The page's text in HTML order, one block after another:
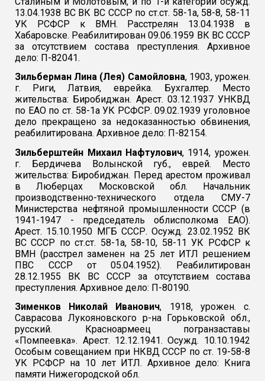
13.04.1938 ВС ВК ВС СССР по ст.ст. 58-1а, 58-8, 58-11
УК РСФСР к ВМН. Расстрелян 13.04.1938 в
Хабаровске. Реабилитирован 09.06.1959 ВК ВС СССР
за отсутствием состава преступления. Архивное
дело: П-82041.
Зильберман Лина (Лея) Самойловна, 1903, урожен.
г. Риги, Латвия, еврейка. Бухгалтер. Место
жительства: Биробиджан. Арест. 03.12.1937 УНКВД
по ЕАО по ст. 58-1а УК РСФСР. 09.02.1939 уголовное
дело прекращено за недоказанностью обвинения,
реабилитирована. Архивное дело: П-82154.
Зильберштейн Михаил Нафтулович, 1914, урожен.
г. Бердичева Волынской губ., еврей. Место
жительства: Биробиджан. Перед арестом проживал
в Люберцах Московской обл. Начальник
производственно-технического отдела СМУ-7
Министерства нефтяной промышленности СССР (в
1941-1947 - председатель облисполкома ЕАО).
Арест. 15.10.1950 МГБ СССР. Осужд. 23.02.1952 ВК
ВС СССР по ст.ст. 58-1а, 58-10, 58-11 УК РСФСР к
ВМН (расстрел заменен на 25 лет ИТЛ решением
ПВС СССР от 05.04.1952). Реабилитирован
28.12.1955 ВК ВС СССР за отсутствием состава
преступления. Архивное дело: П-80190.
Зименков Николай Иванович, 1918, урожен. с.
Саврасова Лукояновского р-на Горьковской обл.,
русский. Красноармеец погранзаставы
«Помпеевка». Арест. 12.12.1941. Осужд. 10.10.1942
Особым совещанием при НКВД СССР по ст. 19-58-8
УК РСФСР на 10 лет ИТЛ. Архивное дело: Книга
памяти Нижегородской обл.